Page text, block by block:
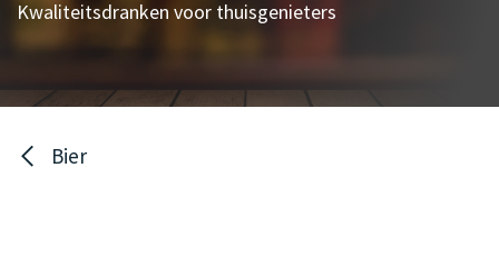
Kwaliteitsdranken voor thuisgenieters
Bier